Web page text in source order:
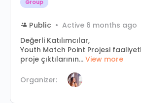
Group
Public
Active 6 months ago
Değerli Katılımcılar,
Youth Match Point Projesi
proje çıktılarının... View more
Organizer: